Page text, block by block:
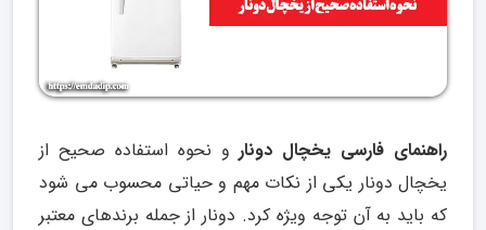
راهنمای فارسی یخچال دونار و نحوه استفاده صحیح از
یخچال دونار یکی از نکات مهم و حیاتی محسوب می شود
که باید به آن توجه ویژه کرد. دونار از جمله برندهای معتبر